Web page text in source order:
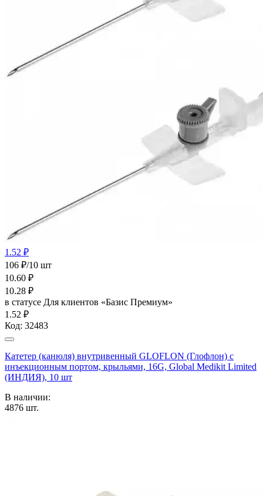
1.52 ₽
106 ₽/10 шт
10.60 ₽
10.28 ₽
в статусе Для клиентов «Базис Премиум»
1.52 ₽
Код: 32483
Катетер (канюля) внутривенный GLOFLON (Глофлон) с
инъекционным портом, крыльями, 16G, Global Medikit Limited
(ИНДИЯ), 10 шт
В наличии:
4876 шт.